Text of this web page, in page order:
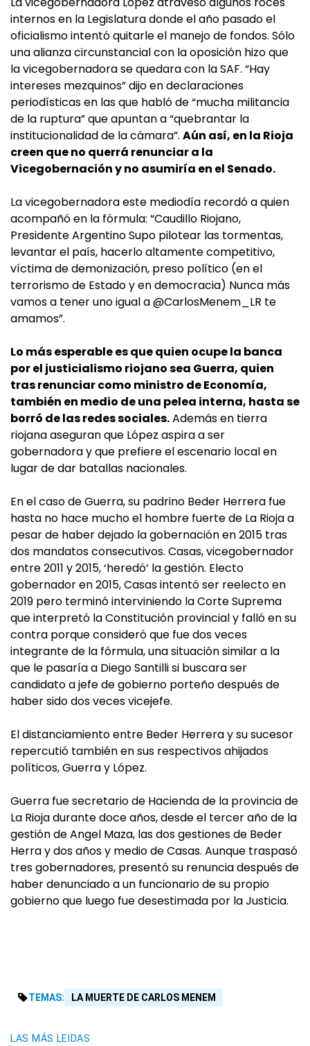
internos en la Legislatura donde el año pasado el
oficialismo intentó quitarle el manejo de fondos. Sólo
una alianza circunstancial con la oposición hizo que
la vicegobernadora se quedara con la SAF. “Hay
intereses mezquinos” dijo en declaraciones
periodísticas en las que habló de “mucha militancia
de la ruptura” que apuntan a “quebrantar la
institucionalidad de la cámara”. Aún así, en la Rioja
creen que no querrá renunciar a la
Vicegobernación y no asumiría en el Senado.
La vicegobernadora este mediodía recordó a quien
acompañó en la fórmula: “Caudillo Riojano,
Presidente ⁦Argentino Supo pilotear las tormentas,
levantar el país, hacerlo altamente competitivo,
víctima de demonización, preso político (en el
terrorismo de Estado y en democracia) Nunca más
vamos a tener uno igual a ⁦@CarlosMenem_LR te
amamos”.
Lo más esperable es que quien ocupe la banca
por el justicialismo riojano sea Guerra, quien
tras renunciar como ministro de Economía,
también en medio de una pelea interna, hasta se
borró de las redes sociales.Además en tierra
riojana aseguran que López aspira a ser
gobernadora y que prefiere el escenario local en
lugar de dar batallas nacionales.
En el caso de Guerra, su padrino Beder Herrera fue
hasta no hace mucho el hombre fuerte de La Rioja a
pesar de haber dejado la gobernación en 2015 tras
dos mandatos consecutivos. Casas, vicegobernador
entre 2011 y 2015, ‘heredó’ la gestión. Electo
gobernador en 2015, Casas intentó ser reelecto en
2019 pero terminó interviniendo la Corte Suprema
que interpretó la Constitución provincial y falló en su
contra porque consideró que fue dos veces
integrante de la fórmula, una situación similar a la
que le pasaría a Diego Santilli si buscara ser
candidato a jefe de gobierno porteño después de
haber sido dos veces vicejefe.
El distanciamiento entre Beder Herrera y su sucesor
repercutió también en sus respectivos ahijados
políticos, Guerra y López.
Guerra fue secretario de Hacienda de la provincia de
La Rioja durante doce años, desde el tercer año de la
gestión de Angel Maza, las dos gestiones de Beder
Herra y dos años y medio de Casas. Aunque traspasó
tres gobernadores, presentó su renuncia después de
haber denunciado a un funcionario de su propio
gobierno que luego fue desestimada por la Justicia.
TEMAS: LA MUERTE DE CARLOS MENEM
LAS MÁS LEIDAS